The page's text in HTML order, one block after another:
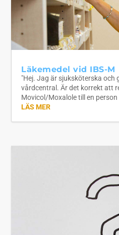
Läkemedel vid IBS-M
"Hej. Jag är sjuksköterska och
vårdcentral. Är det korrekt att
Movicol/Moxalole till en person
LÄS MER